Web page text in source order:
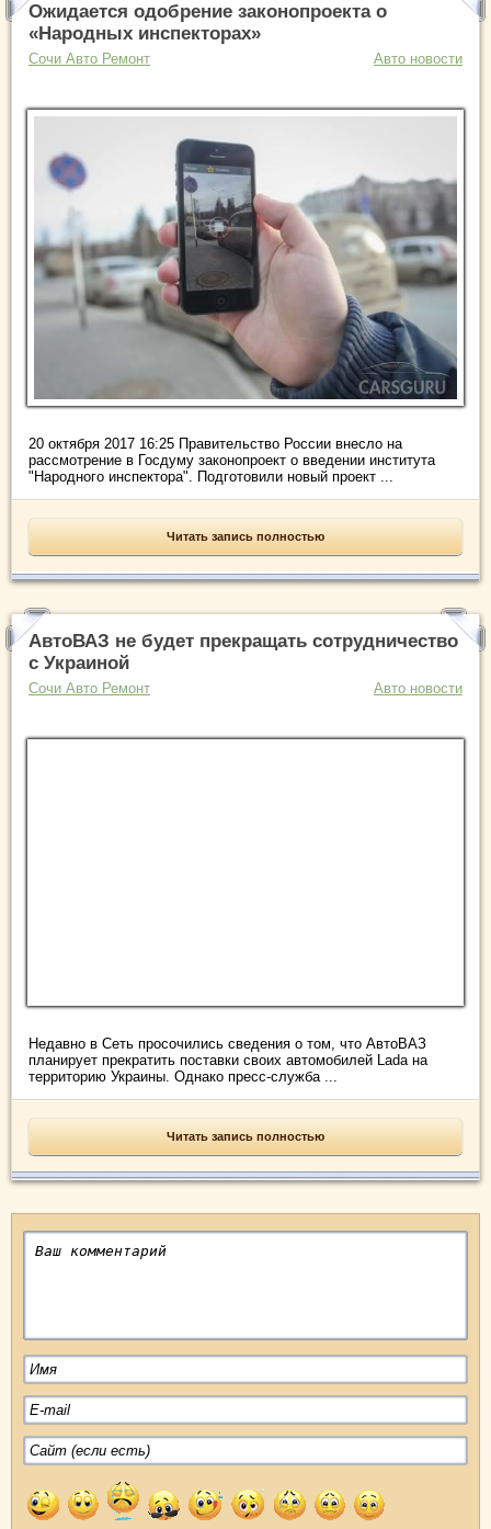
Ожидается одобрение законопроекта о
«Народных инспекторах»
Сочи Авто Ремонт Авто новости
20 октября 2017 16:25 Правительство России внесло на
рассмотрение в Госдуму законопроект о введении института
"Народного инспектора". Подготовили новый проект ...
Читать запись полностью
АвтоВАЗ не будет прекращать сотрудничество
с Украиной
Сочи Авто Ремонт Авто новости
Недавно в Сеть просочились сведения о том, что АвтоВАЗ
планирует прекратить поставки своих автомобилей Lada на
территорию Украины. Однако пресс-служба ...
Читать запись полностью